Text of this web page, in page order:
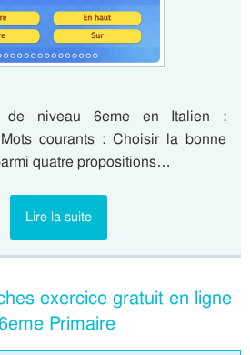
de niveau 6eme en Italien :
courants : Choisir la bonne
quatre propositions…
Lire la suite
exercice gratuit en ligne
Primaire